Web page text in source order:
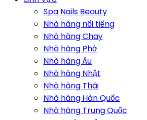
Spa Nails Beauty
Nhà hàng nổi tiếng
Nhà hàng Chay
Nhà hàng Phở
Nhà hàng Âu
Nhà hàng Nhật
Nhà hàng Thái
Nhà hàng Hàn Quốc
Nhà hàng Trung Quốc